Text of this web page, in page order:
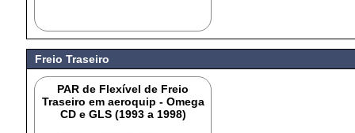
Freio Traseiro
PAR de Flexível de Freio
Traseiro em aeroquip - Omega
CD e GLS (1993 a 1998)